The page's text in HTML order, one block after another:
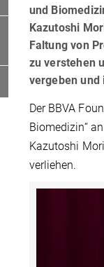
und
Kazutoshi
Faltung von
zu verstehen
vergeben
Der BBVA
Biomedizin“
Kazutoshi
verliehen.